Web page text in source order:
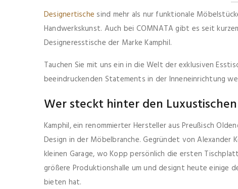
Designertische sind mehr als nur funktionale
Handwerkskunst. Auch bei COMNATA gibt es seit
Designeresstische der Marke Kamphil.
Tauchen Sie mit uns ein in die Welt der exklusiven
beeindruckenden Statements in der Inneneinrichtung
Wer steckt hinter den
Kamphil, ein renommierter Hersteller aus Preußisch
Design in der Möbelbranche. Gegründet von Alexander
kleinen Garage, wo Kopp persönlich die ersten
größere Produktionshalle um und designt heute einige
bieten hat.